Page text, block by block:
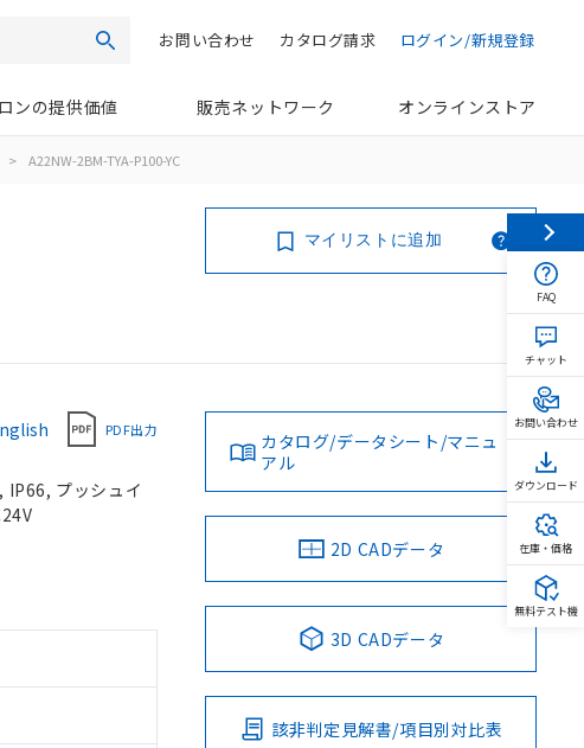
検索 ログイン/新規登録
カタログ請求
お問い合わせ
ンの提供価値 販売ネットワーク オンラインストア
> A22NW-2BM-TYA-P100-YC
マイリストに追加
PDF出力
IP66, プッシュイ
カタログ/データシート/マニュ
アル
2D CADデータ
3D CADデータ
該非判定見解書/項目別対比表
FAQ
チャット
お問い合わせ
ダウンロード
在庫・価格
無料テスト機